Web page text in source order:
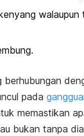
walaupun
berhubungan
pada
memastikan
bukan tanpa